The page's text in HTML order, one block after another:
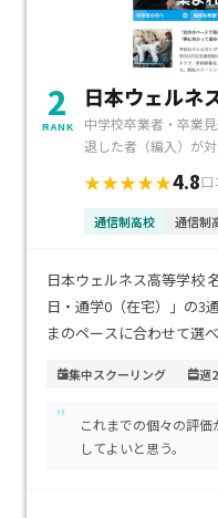
2
RANK
日本ウェルネ
中学校卒業者・卒業
退した者（編入）が
★★★★★4.8口
通信制高校 通信制
日本ウェルネス高等学校
日・通学0（在宅）」の3
まのペースに合わせて選
セスで、通いやすさも魅
単位約8000円が目安（年
万円程度）で、透明かつ
集中スクーリング 週
"
これまでの個々の評
してよいと思う。